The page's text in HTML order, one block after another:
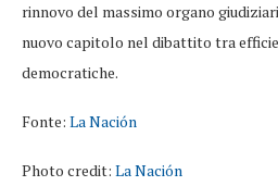
rinnovo del massimo organo
nuovo capitolo nel dibattito tra
democratiche.
Fonte: La Nación
Photo credit: La Nación